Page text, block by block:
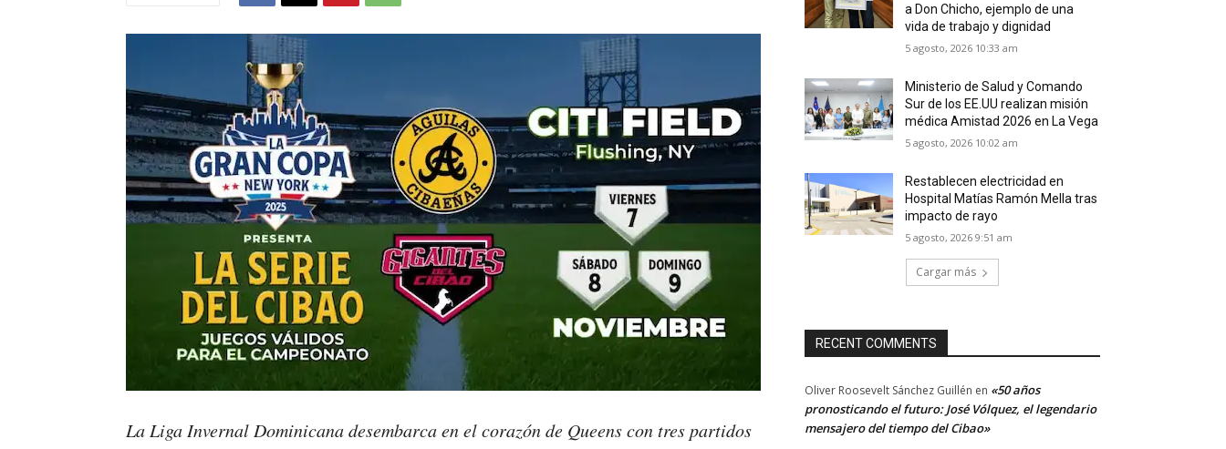
La Liga Invernal Dominicana desembarca en el corazón de Queens con tres partidos
a Don Chicho, ejemplo de una
vida de trabajo y dignidad
5 agosto, 2026 10:33 am
Ministerio de Salud y Comando
Sur de los EE.UU realizan misión
médica Amistad 2026 en La Vega
5 agosto, 2026 10:02 am
Restablecen electricidad en
Hospital Matías Ramón Mella tras
impacto de rayo
5 agosto, 2026 9:51 am
Cargar más
RECENT COMMENTS
Oliver Roosevelt Sánchez Guillén en «50 años
pronosticando el futuro: José Vólquez, el legendario
mensajero del tiempo del Cibao»